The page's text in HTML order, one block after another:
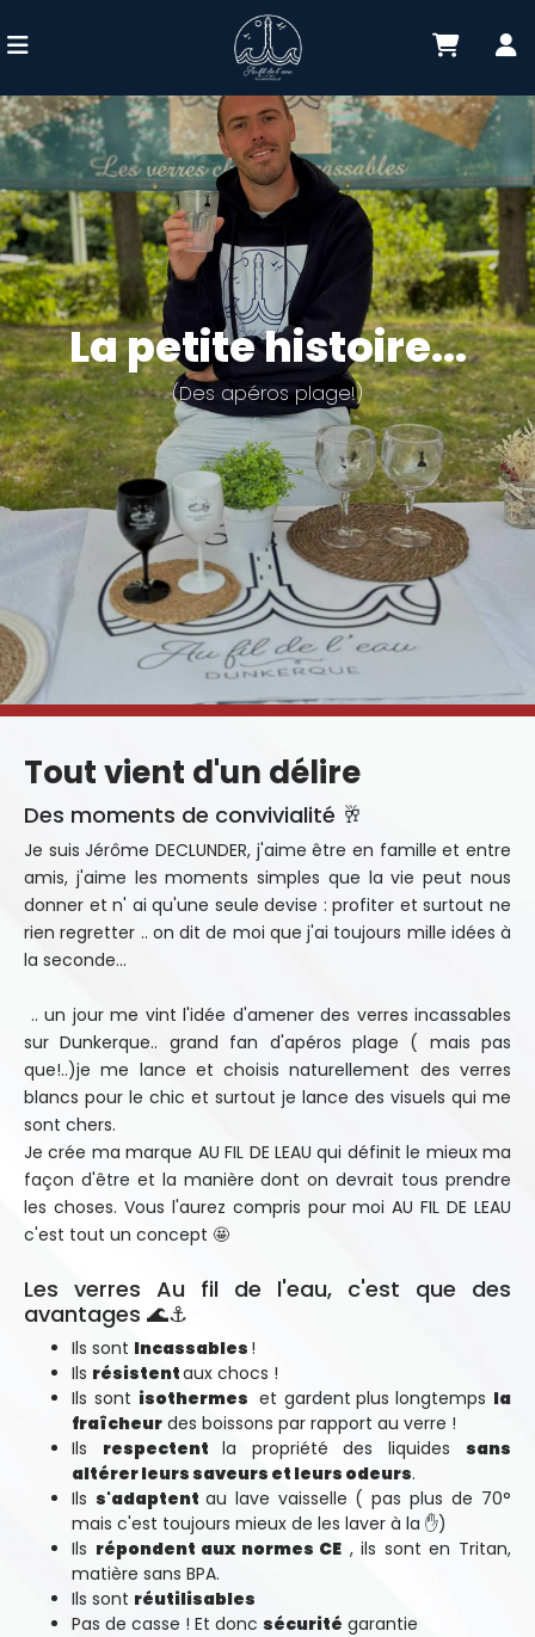
La petite histoire...
(Des apéros plage!)
Tout vient d'un délire
Des moments de convivialité 🥂
Je suis Jérôme DECLUNDER, j'aime être en famille et entre
amis, j'aime les moments simples que la vie peut nous
donner et n' ai qu'une seule devise : profiter et surtout ne
rien regretter .. on dit de moi que j'ai toujours mille idées à
la seconde...
.. un jour me vint l'idée d'amener des verres incassables
sur Dunkerque.. grand fan d'apéros plage ( mais pas
que!..)je me lance et choisis naturellement des verres
blancs pour le chic et surtout je lance des visuels qui me
sont chers.
Je crée ma marque AU FIL DE LEAU qui définit le mieux ma
façon d'être et la manière dont on devrait tous prendre
les choses. Vous l'aurez compris pour moi AU FIL DE LEAU
c'est tout un concept 🤩
Les verres Au fil de l'eau, c'est que des
avantages 🌊⚓
Ils sont Incassables !
Ils résistentaux chocs !
Ils sont isothermes et gardent plus longtemps la
fraîcheur des boissons par rapport au verre !
Ils respectent la propriété des liquidessans
altérer leurs saveurs et leurs odeurs.
Ils s'adaptent au lave vaisselle ( pas plus de 70°
mais c'est toujours mieux de les laver à la ✋)
Ils répondent aux normes CE , ils sont en Tritan,
matière sans BPA.
Ils sont réutilisables
Pas de casse ! Et donc sécurité garantie